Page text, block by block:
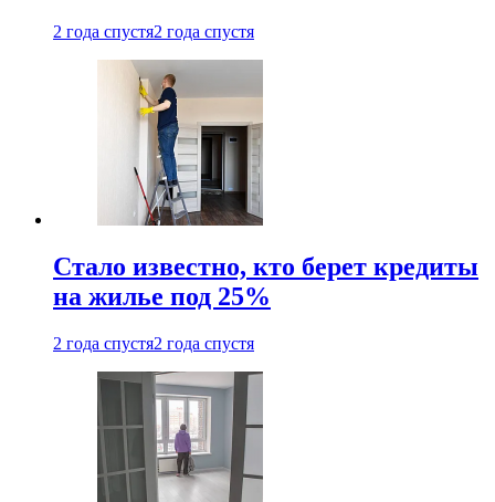
2 года спустя2 года спустя
Стало известно, кто берет кредиты
на жилье под 25%
2 года спустя2 года спустя